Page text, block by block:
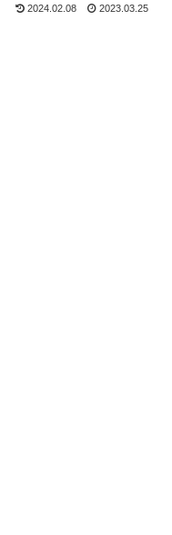
2024.02.08 2023.03.25